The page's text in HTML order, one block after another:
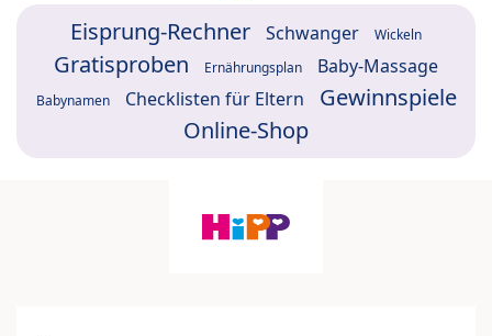
Eisprung-Rechner Schwanger Wickeln
Gratisproben Ernährungsplan Baby-Massage
Babynamen Checklisten für Eltern
Gewinnspiele
Online-Shop